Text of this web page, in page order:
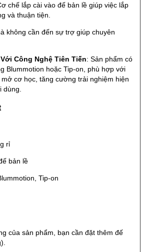
chế lắp cài vào đế bản lề giúp việc lắp
và thuận tiện.
không cần đến sự trợ giúp chuyên
Công Nghệ Tiên Tiến: Sản phẩm có
Blummotion hoặc Tip-on, phù hợp với
cơ học, tăng cường trải nghiệm hiện
rỉ
bản lề
Tip-on
của sản phẩm, bạn cần đặt thêm đế